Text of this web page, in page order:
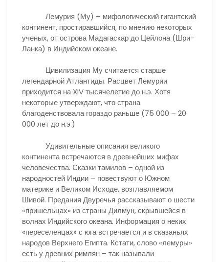
Лемурия (Му) – мифологический гигантский
континент, простиравшийся, по мнению некоторых
ученых, от острова Мадагаскар до Цейлона (Шри-
Ланка) в Индийском океане.
Цивилизация Му считается старше
легендарной Атлантиды. Расцвет Лемурии
приходится на XIV тысячелетие до н.э. Хотя
некоторые утверждают, что страна
благоденствовала гораздо раньше (75 000 – 20
000 лет до н.э.)
Удивительные описания великого
континента встречаются в древнейших мифах
человечества. Сказки тамилов – одной из
народностей Индии – повествуют о Южном
материке и Великом Исходе, возглавляемом
Шивой. Предания Двуречья рассказывают о шести
«пришельцах» из страны Дилмун, скрывшейся в
волнах Индийского океана. Информация о неких
«переселенцах» с юга встречается и в сказаньях
народов Верхнего Египта. Кстати, слово «лемуры»
есть у древних римлян – так называли